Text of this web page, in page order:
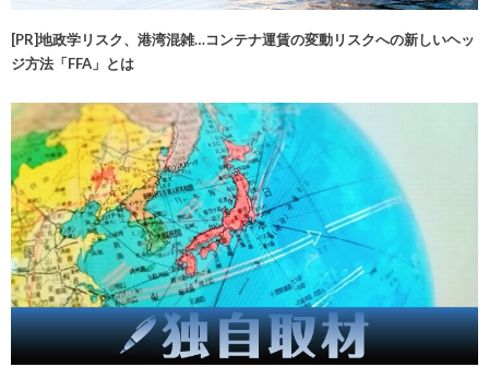
[PR]地政学リスク、港湾混雑…コンテナ運賃の変動リスクへの新しいヘッ
ジ方法「FFA」とは